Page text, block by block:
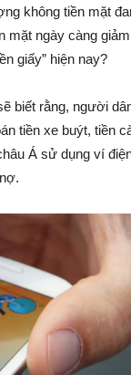
không tiền mặt
ngày càng
giấy” hiện nay?
biết rằng, người
tiền xe buýt, tiền
Á sử dụng ví